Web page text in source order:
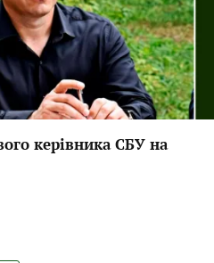
керівника СБУ на